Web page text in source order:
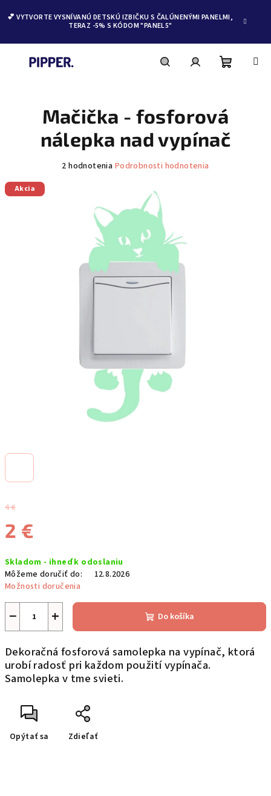
💕 VYTVORTE VYSNÍVANÚ DETSKÚ IZBIČKU S ČALÚNENÝMI PANELMI,
TERAZ -5% S KÓDOM "PANEL5"
košík
4 €
2 €
cena:
Skladom - ihneď k odoslaniu
Môžeme doručiť do:
12.8.2026
Možnosti doručenia
+
− Do košíka
Dekoračná fosforová samolepka na vypínač, ktorá
urobí radosť pri každom použití vypínača.
Samolepka v tme svieti.
Opýtať sa Zdieľať
Mačička - fosforová
nálepka nad vypínač
produktu
2 hodnotenia Podrobnosti hodnotenia
Akcia